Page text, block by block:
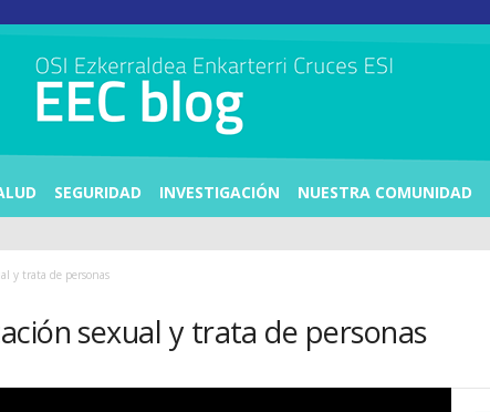
SEGURIDAD INVESTIGACIÓN NUESTRA COMUNIDAD
y trata de personas
sexual y trata de personas